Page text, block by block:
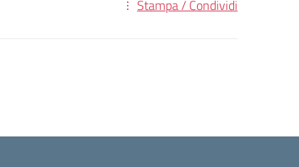
Stampa / Condividi